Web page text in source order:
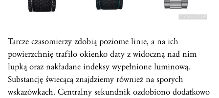
Tarcze czasomierzy zdobią poziome linie, a na ich
powierzchnię trafiło okienko daty z widoczną nad nim
lupką oraz nakładane indeksy wypełnione luminową.
Substancję świecącą znajdziemy również na sporych
wskazówkach. Centralny sekundnik ozdobiono dodatkowo